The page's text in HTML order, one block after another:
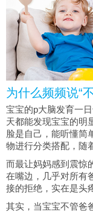
为什么频频说“
宝宝的p大脑发育一
天都能发现宝宝的明
脸是自己，能听懂简
物进行分类搭配，随
而最让妈妈感到震惊
在嘴边，几乎对所有
接的拒绝，实在是头
其实，当宝宝不管爸